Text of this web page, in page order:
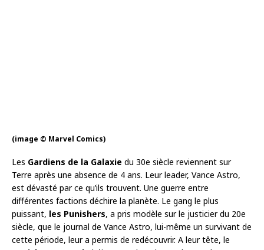
(image © Marvel Comics)
Les Gardiens de la Galaxie du 30e siècle reviennent sur
Terre après une absence de 4 ans. Leur leader, Vance Astro,
est dévasté par ce qu’ils trouvent. Une guerre entre
différentes factions déchire la planète. Le gang le plus
puissant, les Punishers, a pris modèle sur le justicier du 20e
siècle, que le journal de Vance Astro, lui-même un survivant de
cette période, leur a permis de redécouvrir. A leur tête, le